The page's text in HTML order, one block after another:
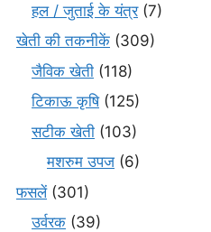
हल / जुताई के यंत्र(7)
खेती की तकनीकें (309)
जैविक खेती (118)
टिकाऊ कृषि(125)
सटीक खेती (103)
मशरुम उपज (6)
फसलें(301)
उर्वरक (39)